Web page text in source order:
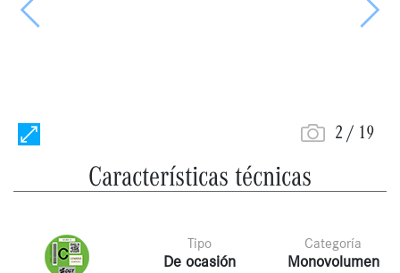
2 / 19
Anterior
Características técnicas
Tipo
De ocasión
Categoría
Monovolumen